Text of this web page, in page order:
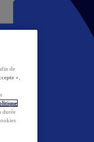
de
»
durée